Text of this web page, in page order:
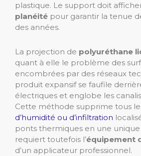
plastique. Le support doit
planéité pour garantir la tenue
des années.
La projection de polyuréthane
quant à elle le problème des
encombrées par des réseaux
produit expansif se faufile
électriques et englobe les
Cette méthode supprime tous
d’humidité ou d’infiltration
ponts thermiques en une
requiert toutefois l’équipement
d’un applicateur professionnel.